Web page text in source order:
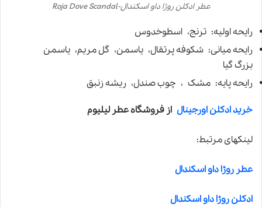
عطر ادکلن روژا داو اسکندال-Roja Dove Scandal
رایحه اولیه: ترنج، اسطوخدوس
رایحه میانی: شکوفه پرتقال، یاسمن، گل مریم، یاسمن
بزرگ گیا
رایحه پایه: مشک ، چوب صندل، ریشه زنبق
خرید ادکلن اورجینال از فروشگاه عطر لیلیوم
لینکهای مرتبط:
عطر روژا داو اسکندال
ادکلن روژا داو اسکندال